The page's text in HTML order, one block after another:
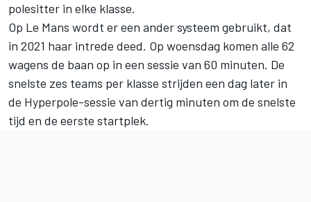
polesitter in elke klasse.
Op Le Mans wordt er een ander systeem gebruikt, dat
in 2021 haar intrede deed. Op woensdag komen alle 62
wagens de baan op in een sessie van 60 minuten. De
snelste zes teams per klasse strijden een dag later in
de Hyperpole-sessie van dertig minuten om de snelste
tijd en de eerste startplek.